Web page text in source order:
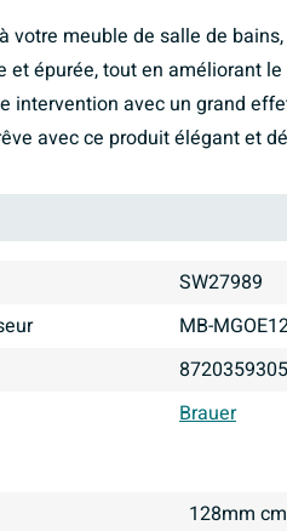
votre meuble de salle de
et épurée, tout en améliorant
intervention avec un grand
avec ce produit élégant et
SW27989
MB-
Brauer
128mm cm